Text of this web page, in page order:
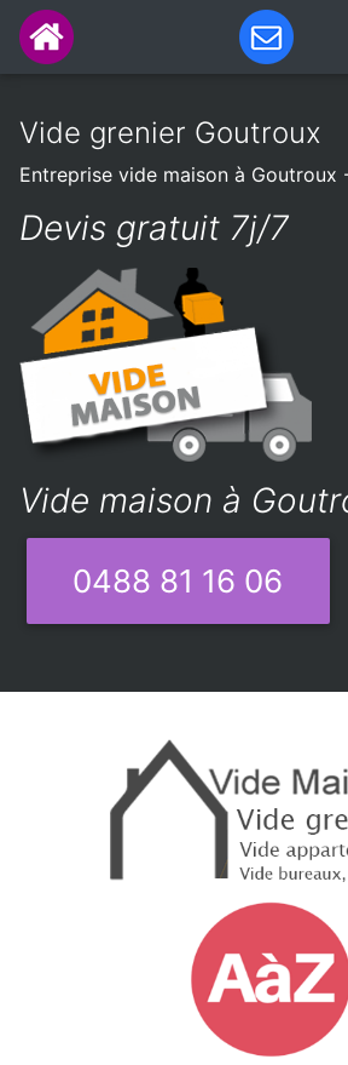
Vide grenier Goutroux
Entreprise vide maison à Goutroux
Devis gratuit 7j/7
Vide maison à
0488 81 16 06